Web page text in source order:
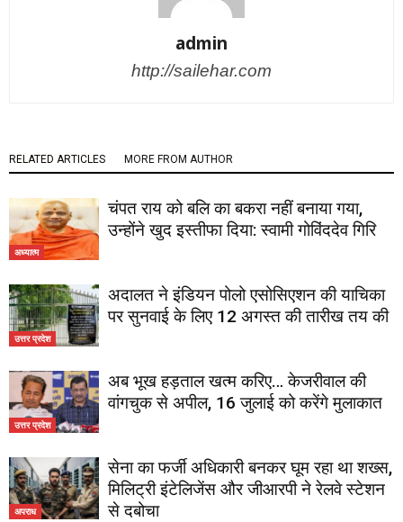
admin
http://sailehar.com
RELATED ARTICLES MORE FROM AUTHOR
अध्यात्म
चंपत राय को बलि का बकरा नहीं बनाया गया,
उन्होंने खुद इस्तीफा दिया: स्वामी गोविंददेव गिरि
उत्तर प्रदेश
अदालत ने इंडियन पोलो एसोसिएशन की याचिका
पर सुनवाई के लिए 12 अगस्त की तारीख तय की
उत्तर प्रदेश
अब भूख हड़ताल खत्म करिए… केजरीवाल की
वांगचुक से अपील, 16 जुलाई को करेंगे मुलाकात
अपराध
सेना का फर्जी अधिकारी बनकर घूम रहा था शख्स,
मिलिट्री इंटेलिजेंस और जीआरपी ने रेलवे स्टेशन
से दबोचा